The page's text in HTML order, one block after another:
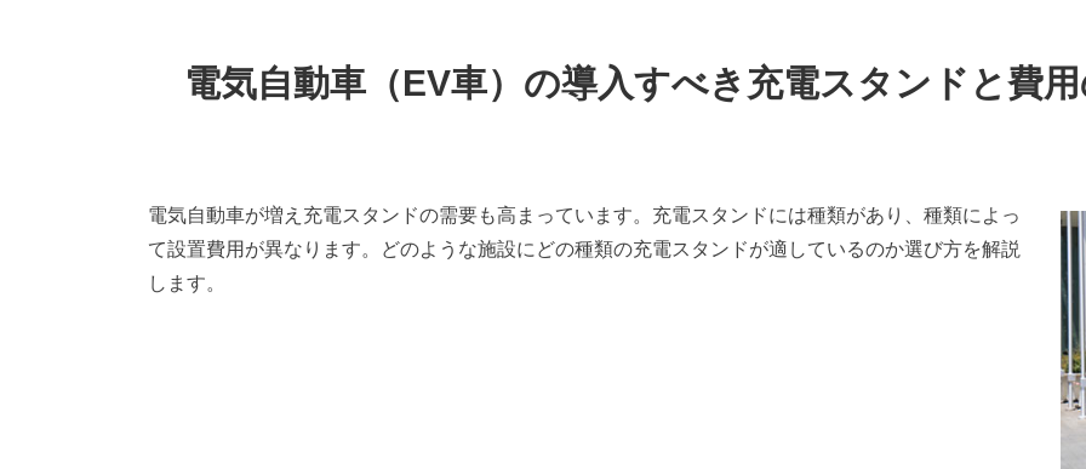
電気自動車（EV車）の導入すべき充電スタンドと費
電気自動車が増え充電スタンドの需要も高まっています。充電スタンドには種類があり、種類によっ
て設置費用が異なります。どのような施設にどの種類の充電スタンドが適しているのか選び方を解説
します。